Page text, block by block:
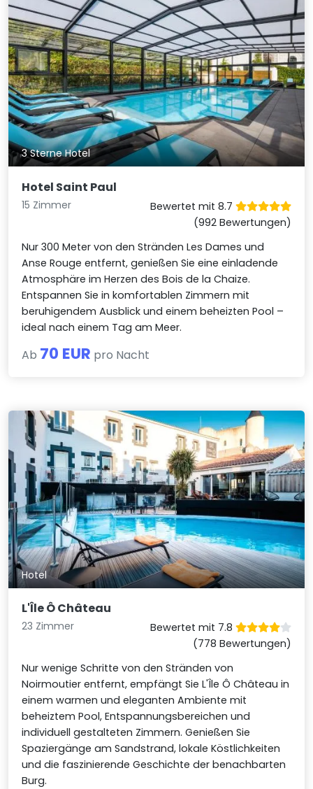
3 Sterne Hotel
Hotel Saint Paul
15 Zimmer
Bewertet mit 8.7
(992 Bewertungen)
Nur 300 Meter von den Stränden Les Dames und
Anse Rouge entfernt, genießen Sie eine einladende
Atmosphäre im Herzen des Bois de la Chaize.
Entspannen Sie in komfortablen Zimmern mit
beruhigendem Ausblick und einem beheizten Pool –
ideal nach einem Tag am Meer.
Ab 70 EUR pro Nacht
Hotel
L'Île Ô Château
23 Zimmer
Bewertet mit 7.8
(778 Bewertungen)
Nur wenige Schritte von den Stränden von
Noirmoutier entfernt, empfängt Sie L'Île Ô Château in
einem warmen und eleganten Ambiente mit
beheiztem Pool, Entspannungsbereichen und
individuell gestalteten Zimmern. Genießen Sie
Spaziergänge am Sandstrand, lokale Köstlichkeiten
und die faszinierende Geschichte der benachbarten
Burg.